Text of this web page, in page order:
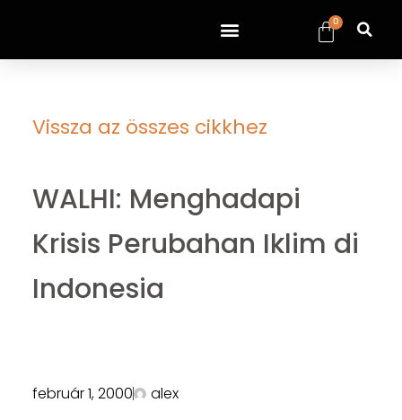
0
Vissza az összes cikkhez
WALHI: Menghadapi
Krisis Perubahan Iklim di
Indonesia
február 1, 2000 alex